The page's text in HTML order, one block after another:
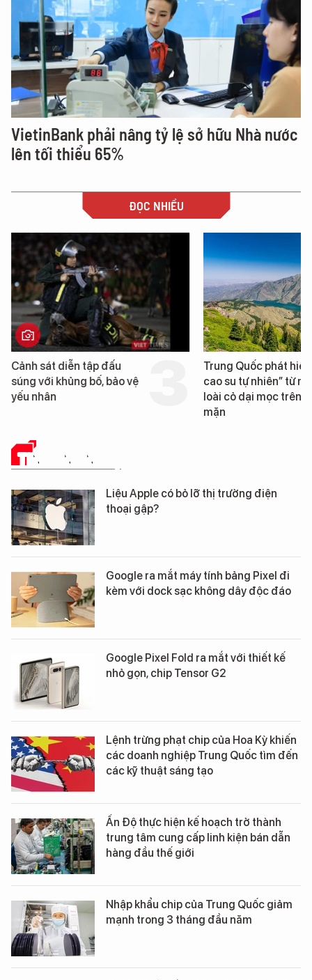
VietinBank phải nâng tỷ lệ sở hữu Nhà nước
lên tối thiểu 65%
ĐỌC NHIỀU
Cảnh sát diễn tập đấu
súng với khủng bố, bảo vệ
yếu nhân
Trung Quốc phát hiện
cao su tự nhiên” từ
loài cỏ dại mọc trên
mặn
TIN CÔNG NGHỆ
Liệu Apple có bỏ lỡ thị trường điện
thoại gập?
Google ra mắt máy tính bảng Pixel đi
kèm với dock sạc không dây độc đáo
Google Pixel Fold ra mắt với thiết kế
nhỏ gọn, chip Tensor G2
Lệnh trừng phạt chip của Hoa Kỳ khiến
các doanh nghiệp Trung Quốc tìm đến
các kỹ thuật sáng tạo
Ấn Độ thực hiện kế hoạch trở thành
trung tâm cung cấp linh kiện bán dẫn
hàng đầu thế giới
Nhập khẩu chip của Trung Quốc giảm
mạnh trong 3 tháng đầu năm